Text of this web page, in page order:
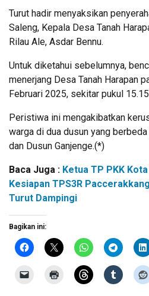
Turut hadir menyaksikan
Saleng, Kepala Desa Tanah
Rilau Ale, Asdar Bennu.
Untuk diketahui sebelumnya,
menerjang Desa Tanah Harapan
Februari 2025, sekitar pukul
Peristiwa ini mengakibatkan
warga di dua dusun yang
dan Dusun Ganjenge.(*)
Baca Juga : Ketua TP PKK
Kesiapan TPS3R
Turut Dampingi
Bagikan ini: